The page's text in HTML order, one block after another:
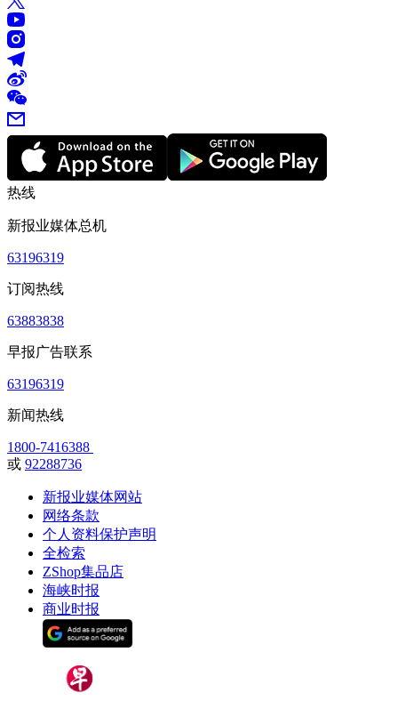
热线
新报业媒体总机
63196319
订阅热线
63883838
早报广告联系
63196319
新闻热线
1800-7416388
或 92288736
新报业媒体网站
网络条款
个人资料保护声明
全检索
ZShop集品店
海峡时报
商业时报